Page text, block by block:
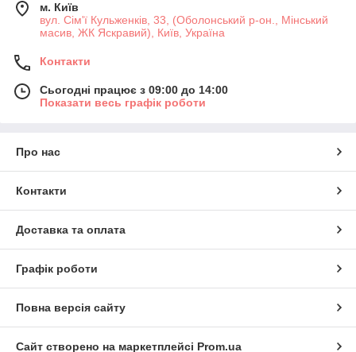
м. Київ
вул. Сім'ї Кульженків, 33, (Оболонський р-он., Мінський
масив, ЖК Яскравий), Київ, Україна
Контакти
Сьогодні працює з 09:00 до 14:00
Показати весь графік роботи
Про нас
Контакти
Доставка та оплата
Графік роботи
Повна версія сайту
Сайт створено на маркетплейсі Prom.ua